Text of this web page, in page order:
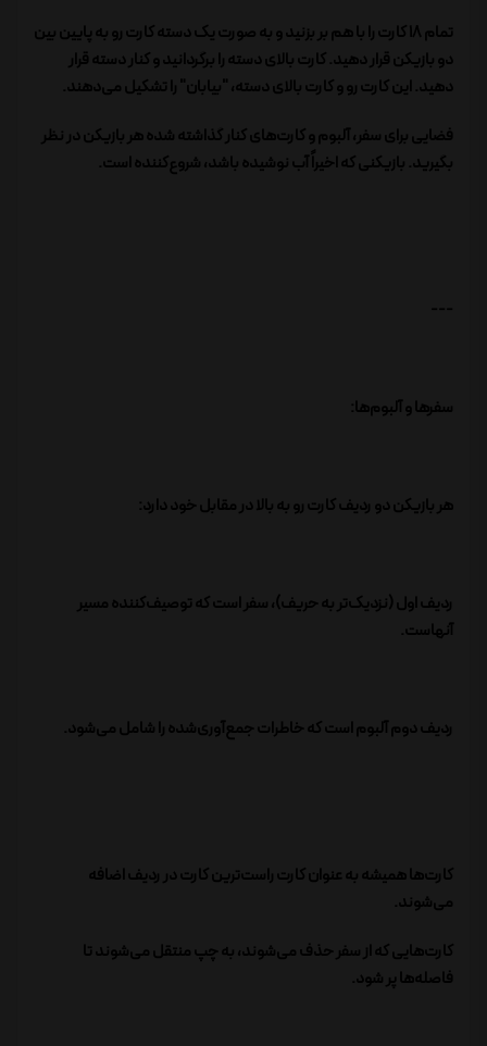
تمام 18 کارت را با هم بر بزنید و به صورت یک دسته کارت رو به پایین بین
دو بازیکن قرار دهید. کارت بالای دسته را برگردانید و کنار دسته قرار
دهید. این کارت رو و کارت بالای دسته، "بیابان" را تشکیل می‌دهند.
فضایی برای سفر، آلبوم و کارت‌های کنار گذاشته شده هر بازیکن در نظر
بگیرید. بازیکنی که اخیراً آب نوشیده باشد، شروع‌کننده است.
---
سفرها و آلبوم‌ها:
هر بازیکن دو ردیف کارت رو به بالا در مقابل خود دارد:
ردیف اول (نزدیک‌تر به حریف)، سفر است که توصیف‌کننده مسیر
آنهاست.
ردیف دوم آلبوم است که خاطرات جمع‌آوری‌شده را شامل می‌شود.
کارت‌ها همیشه به عنوان کارت راست‌ترین کارت در ردیف اضافه
می‌شوند.
کارت‌هایی که از سفر حذف می‌شوند، به چپ منتقل می‌شوند تا
فاصله‌ها پر شود.